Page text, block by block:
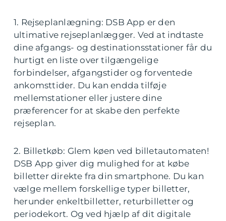
1. Rejseplanlægning: DSB App er den
ultimative rejseplanlægger. Ved at indtaste
dine afgangs- og destinationsstationer får du
hurtigt en liste over tilgængelige
forbindelser, afgangstider og forventede
ankomsttider. Du kan endda tilføje
mellemstationer eller justere dine
præferencer for at skabe den perfekte
rejseplan.
2. Billetkøb: Glem køen ved billetautomaten!
DSB App giver dig mulighed for at købe
billetter direkte fra din smartphone. Du kan
vælge mellem forskellige typer billetter,
herunder enkeltbilletter, returbilletter og
periodekort. Og ved hjælp af dit digitale